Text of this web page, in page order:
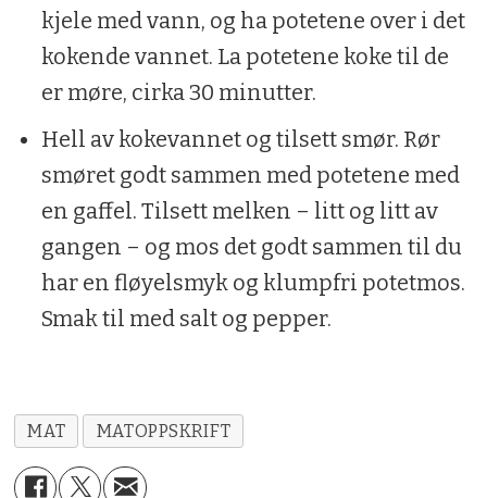
kjele med vann, og ha potetene over i det
kokende vannet. La potetene koke til de
er møre, cirka 30 minutter.
Hell av kokevannet og tilsett smør. Rør
smøret godt sammen med potetene med
en gaffel. Tilsett melken – litt og litt av
gangen – og mos det godt sammen til du
har en fløyelsmyk og klumpfri potetmos.
Smak til med salt og pepper.
MAT MATOPPSKRIFT